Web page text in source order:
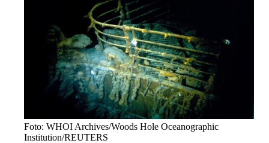
Foto: WHOI Archives/Woods Hole Oceanographic
Institution/REUTERS